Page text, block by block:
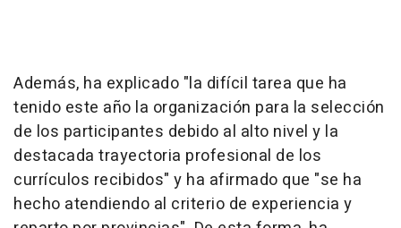
Además, ha explicado "la difícil tarea que ha
tenido este año la organización para la selección
de los participantes debido al alto nivel y la
destacada trayectoria profesional de los
currículos recibidos" y ha afirmado que "se ha
hecho atendiendo al criterio de experiencia y